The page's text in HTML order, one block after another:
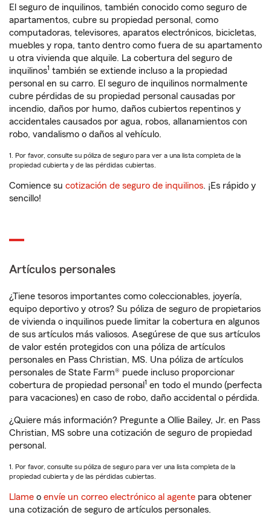
El seguro de inquilinos, también conocido como seguro de
apartamentos, cubre su propiedad personal, como
computadoras, televisores, aparatos electrónicos, bicicletas,
muebles y ropa, tanto dentro como fuera de su apartamento
u otra vivienda que alquile. La cobertura del seguro de
inquilinos1 también se extiende incluso a la propiedad
personal en su carro. El seguro de inquilinos normalmente
cubre pérdidas de su propiedad personal causadas por
incendio, daños por humo, daños cubiertos repentinos y
accidentales causados por agua, robos, allanamientos con
robo, vandalismo o daños al vehículo.
1. Por favor, consulte su póliza de seguro para ver a una lista completa de la
propiedad cubierta y de las pérdidas cubiertas.
Comience su cotización de seguro de inquilinos. ¡Es rápido y
sencillo!
Artículos personales
¿Tiene tesoros importantes como coleccionables, joyería,
equipo deportivo y otros? Su póliza de seguro de propietarios
de vivienda o inquilinos puede limitar la cobertura en algunos
de sus artículos más valiosos. Asegúrese de que sus artículos
de valor estén protegidos con una póliza de artículos
personales en Pass Christian, MS. Una póliza de artículos
personales de State Farm® puede incluso proporcionar
cobertura de propiedad personal 1 en todo el mundo (perfecta
para vacaciones) en caso de robo, daño accidental o pérdida.
¿Quiere más información? Pregunte a Ollie Bailey, Jr. en Pass
Christian, MS sobre una cotización de seguro de propiedad
personal.
1. Por favor, consulte su póliza de seguro para ver una lista completa de la
propiedad cubierta y de las pérdidas cubiertas.
Llame o envíe un correo electrónico al agente para obtener
una cotización de seguro de artículos personales.